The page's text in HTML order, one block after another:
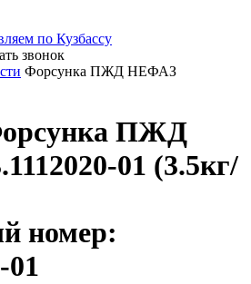
по Кузбассу
звонок
Форсунка ПЖД НЕФАЗ
ПЖД
01 (3.5кг/
номер:
01